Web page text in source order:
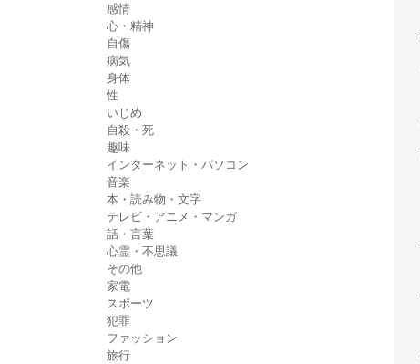
感情
心・精神
自傷
病気
身体
性
いじめ
自殺・死
趣味
インターネット・パソコン
音楽
本・読み物・文字
テレビ・アニメ・マンガ
話・言葉
心霊・不思議
その他
家電
スポーツ
犯罪
ファッション
旅行